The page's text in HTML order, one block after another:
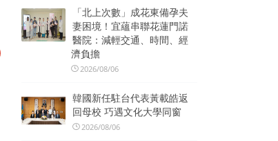
「北上次數」成花東備孕夫
妻困境！宜蘊串聯花蓮門諾
醫院：減輕交通、時間、經
濟負擔
2026/08/06
韓國新任駐台代表黃載皓返
回母校 巧遇文化大學同窗
2026/08/06